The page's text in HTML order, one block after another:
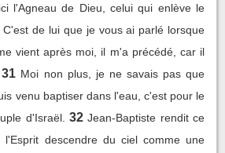
l'Agneau de Dieu, celui qui enlève le
C'est de lui que je vous ai parlé lorsque
vient après moi, il m'a précédé, car il
31 Moi non plus, je ne savais pas que
venu baptiser dans l'eau, c'est pour le
d'Israël. 32 Jean-Baptiste rendit ce
descendre du ciel comme une